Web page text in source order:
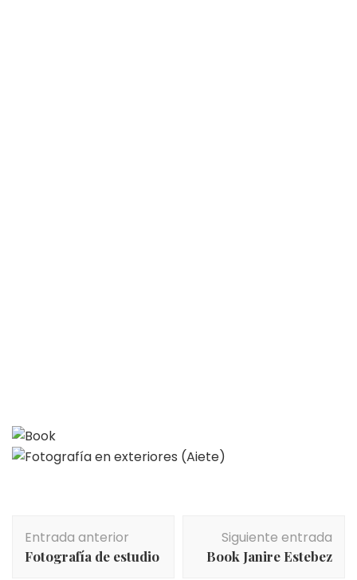
de
entradas
Entrada anterior
Fotografía de estudio
Siguiente entrada
Book Janire Estebez